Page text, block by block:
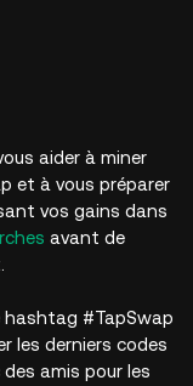
aider à miner
et à vous préparer
vos gains dans
avant de
hashtag #TapSwap
les derniers codes
amis pour les